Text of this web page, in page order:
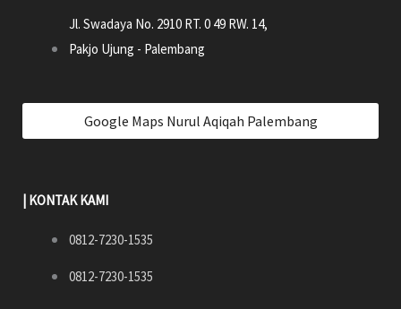
Jl. Swadaya No. 2910 RT. 0 49 RW. 14,
Pakjo Ujung - Palembang
Google Maps Nurul Aqiqah Palembang
| KONTAK KAMI
0812-7230-1535
0812-7230-1535